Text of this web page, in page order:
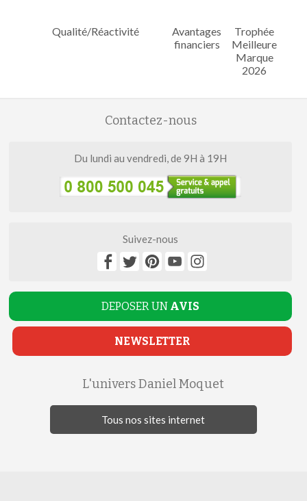
Qualité/Réactivité
Avantages
financiers
Trophée
Meilleure
Marque
2026
Contactez-nous
Du lundi au vendredi, de 9H à 19H
Suivez-nous
DEPOSER UN AVIS
NEWSLETTER
L'univers Daniel Moquet
Tous nos sites internet